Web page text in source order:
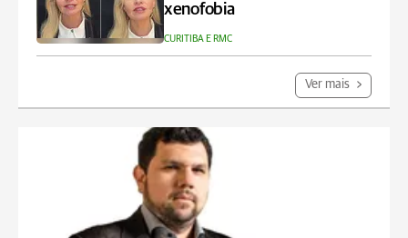
xenofobia
CURITIBA E RMC
Ver mais